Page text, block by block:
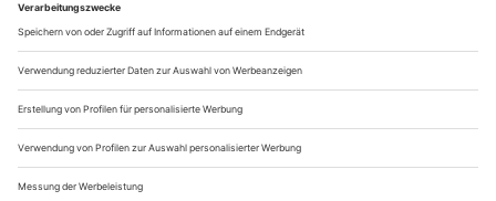
Regensburg sind drei Demonstrationen eine harte Nuss. Der
Mittelstand verschafft sich Gehör und stänkert gegen die
Ampelkoalition. Vor...
Zeitreise
Schumann: Frauenliebe und -leben; Bartók: Herzog Blaubarts Burg;
Zemlinsky: Eine florentinische Tragödie an der Oper Oslo